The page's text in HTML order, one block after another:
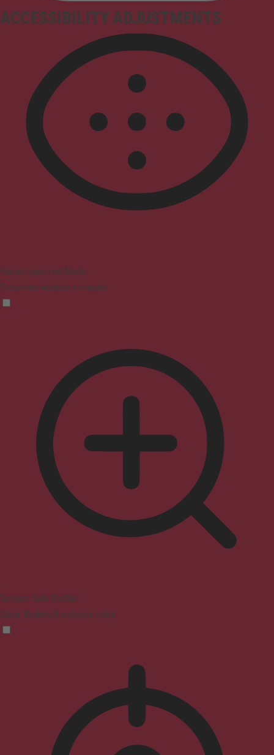
ACCESSIBILITY ADJUSTMENTS
Vision Impaired Mode
Enhances website's visuals
Seizure Safe Profile
Clear flashes & reduces color